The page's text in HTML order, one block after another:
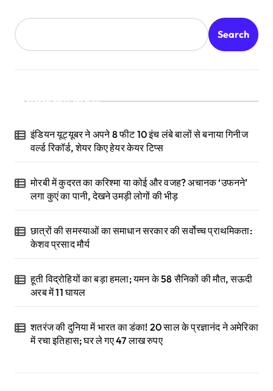
Search
Recent Posts
इंडियन यूट्यूबर ने अपने 8 फीट 10 इंच लंबे बालों से बनाया गिनीज
वर्ल्ड रिकॉर्ड, शेयर किए हेयर केयर टिप्स
मोरबी में कुदरत का करिश्मा या कोई और वजह? अचानक ‘उफनने’
लगा कुएं का पानी, देखने उमड़ी लोगों की भीड़
छात्रों की समस्याओं का समाधान सरकार की सर्वोच्च प्राथमिकता:
केशव प्रसाद मौर्य
हूती विद्रोहियों का बड़ा हमला; यमन के 58 सैनिकों की मौत, सऊदी
अरब में 11 घायल
शतरंज की दुनिया में भारत का डंका! 20 साल के प्रज्ञानंद ने अमेरिका
में रचा इतिहास; घर ले गए 47 लाख रुपए